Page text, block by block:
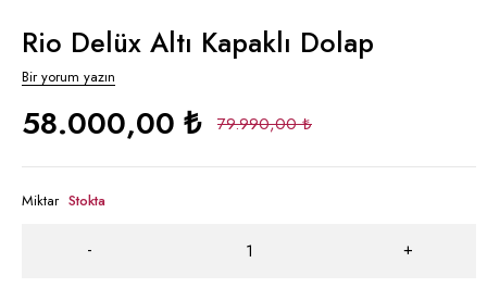
Rio Delüx Altı Kapaklı Dolap
Bir yorum yazın
79.990,00₺
58.000,00 ₺
Miktar Stokta